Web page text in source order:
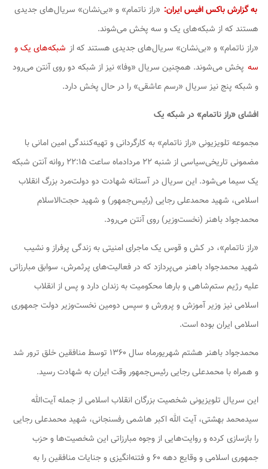
به گزارش باکس افیس ایران: «راز ناتمام» و «بی‌نشان» سریال‌های جدیدی
هستند که از شبکه‌های یک و سه پخش می‌شوند.
«راز ناتمام» و «بی‌نشان» سریال‌های جدیدی هستند که از شبکه‌های یک و
سه پخش می‌شوند. همچنین سریال «وفا» نیز از شبکه دو روی آنتن می‌رود
و شبکه پنج نیز سریال «رسم عاشقی» را در حال پخش دارد.
افشای «راز ناتمام» در شبکه یک
مجموعه تلویزیونی «راز ناتمام» به کارگردانی و تهیه‌کنندگی امین امانی با
مضمونی تاریخی‌سیاسی از شنبه ۲۲ مردادماه ساعت ۲۲:۱۵ روانه آنتن شبکه
یک سیما می‌شود. این سریال در آستانه شهادت دو دولت‌مرد بزرگ انقلاب
اسلامی، شهید محمدعلی رجایی (رئیس‌جمهور) و شهید حجت‌الاسلام
محمدجواد باهنر (نخست‌وزیر) روی آنتن می‌رود.
«راز ناتمام»، در کش و قوس یک ماجرای امنیتی به زندگی پرفراز و نشیب
شهید محمدجواد باهنر می‌پردازد که در فعالیت‌های پرثمرش، سوابق مبارزاتی
علیه رژیم ستم‌شاهی و بارها محکومیت به زندان دارد و پس از انقلاب
اسلامی نیز وزیر آموزش و پرورش و سپس دومین نخست‌وزیر دولت جمهوری
اسلامی ایران بوده است.
محمدجواد باهنر هشتم شهریورماه سال ۱۳۶۰ توسط منافقین خلق ترور شد
و همراه با محمدعلی رجایی رئیس‌جمهور وقت ایران به شهادت رسید.
این سریال تلویزیونی شخصیت بزرگان انقلاب اسلامی از جمله آیت‌الله
سیدمحمد بهشتی، آیت الله اکبر هاشمی رفسنجانی، شهید محمدعلی رجایی
را بازسازی کرده و روایت‌هایی از وجوه مبارزاتی این شخصیت‌ها و حزب
جمهوری اسلامی و وقایع دهه ۶۰ و فتنه‌انگیزی و جنایات منافقین را به